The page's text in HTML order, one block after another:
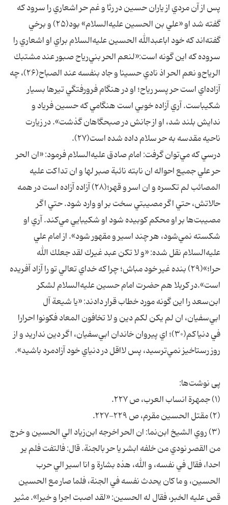
پس از آن مردي از ياران حسين در رثا و غم حر اشعاري را سرود كه
گفته شد او «علي بن الحسين عليه‌السلام» بود(۲۵) و برخي
گفته‌اند كه خود اباعبدالله الحسين عليه‌السلام براي او اشعاري را
سروده كه اين گونه است:«لنعم الحر بني‌رياح صبور عند مشتبك
الرياح‌و نعم الحر اذ نادي حسينا و جاد بنفسه عند الصباح(۲۶)، چه
آزاده‌اي است حر پسر رياح؛ او در هنگام فرورفتگي تيرها بسيار
شكيباست. آري آزاده خوبي است هنگامي كه حسين فرياد و
ندايش بلند شد، او از جانش در صبحگاهان گذشت». در زيارت
ناحيه مقدسه به حر سلام داده شده است(۲۷).
درسي كه مي‌توان گرفت: امام صادق عليه‌السلام فرمود: «ان الحر
حر علي جميع احواله ان نابته نائبة صبر لها و ان تداكت عليه
المصائب لم تكسره و ان اسر و قهر؛(۲۸) آزاده آزاده است در همه
حالاتش، حتي اگر مصيبتي سخت بر او وارد شود. حتي اگر
مصيبت‌ها بر او محكم كوبيده شود او شكيبايي مي‌كند. آري او
شكسته نمي‌شود، هر چند اسير و مقهور شود». از امام علي
عليه‌السلام نقل شده: «و لا تكن عبد غيرك لقد جعلك الله
حرا؛»(۲۹) بنده غير خود مباش؛ چرا كه خداي تعالي تو را آزاد آفريده
است».در كربلا هم حضرت امام حسين عليه‌السلام لشكر
ابن‌سعد را اين گونه مورد خطاب قرار دادند: «يا شيعة آل
ابي‌سفيان، ان لم يكن لكم دين و لا تخافون المعاد فكونوا احرارا
في دنياكم(۳۰)؛ اي پيروان خاندان ابي‌سفيان، اگر دين نداريد و از
روز رستاخيز نمي‌ترسيد، پس لااقل در دنياي خود آزادمرد باشيد».
پی نوشت‌ها:
(۱) جمهرة انساب العرب، ص ۲۲۷.
(۲) مقتل الحسين مقرم، ص ۲۲۹-۲۲۷.
(۳) روي الشيخ ابن‌نما: ان الحر اخرجه ابن‌زياد الي الحسين و خرج
من القصر نودي من خلفه ابشر يا حر بالجنة. قال: فالتفت فلم ير
احدا، فقال في نفسه، و الله، هذه بشارة و انا اسير الي حرب
الحسين، و ما كان يحدث نفسه في الجنة، فلما صار مع الحسين
قص عليه الخبر، فقال له الحسين: «لقد اصبت اجرا و خيرا». مثير